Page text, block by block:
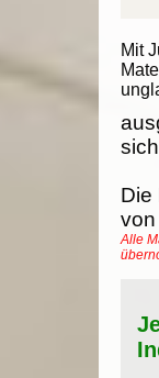
Mit
Die
von
Alle